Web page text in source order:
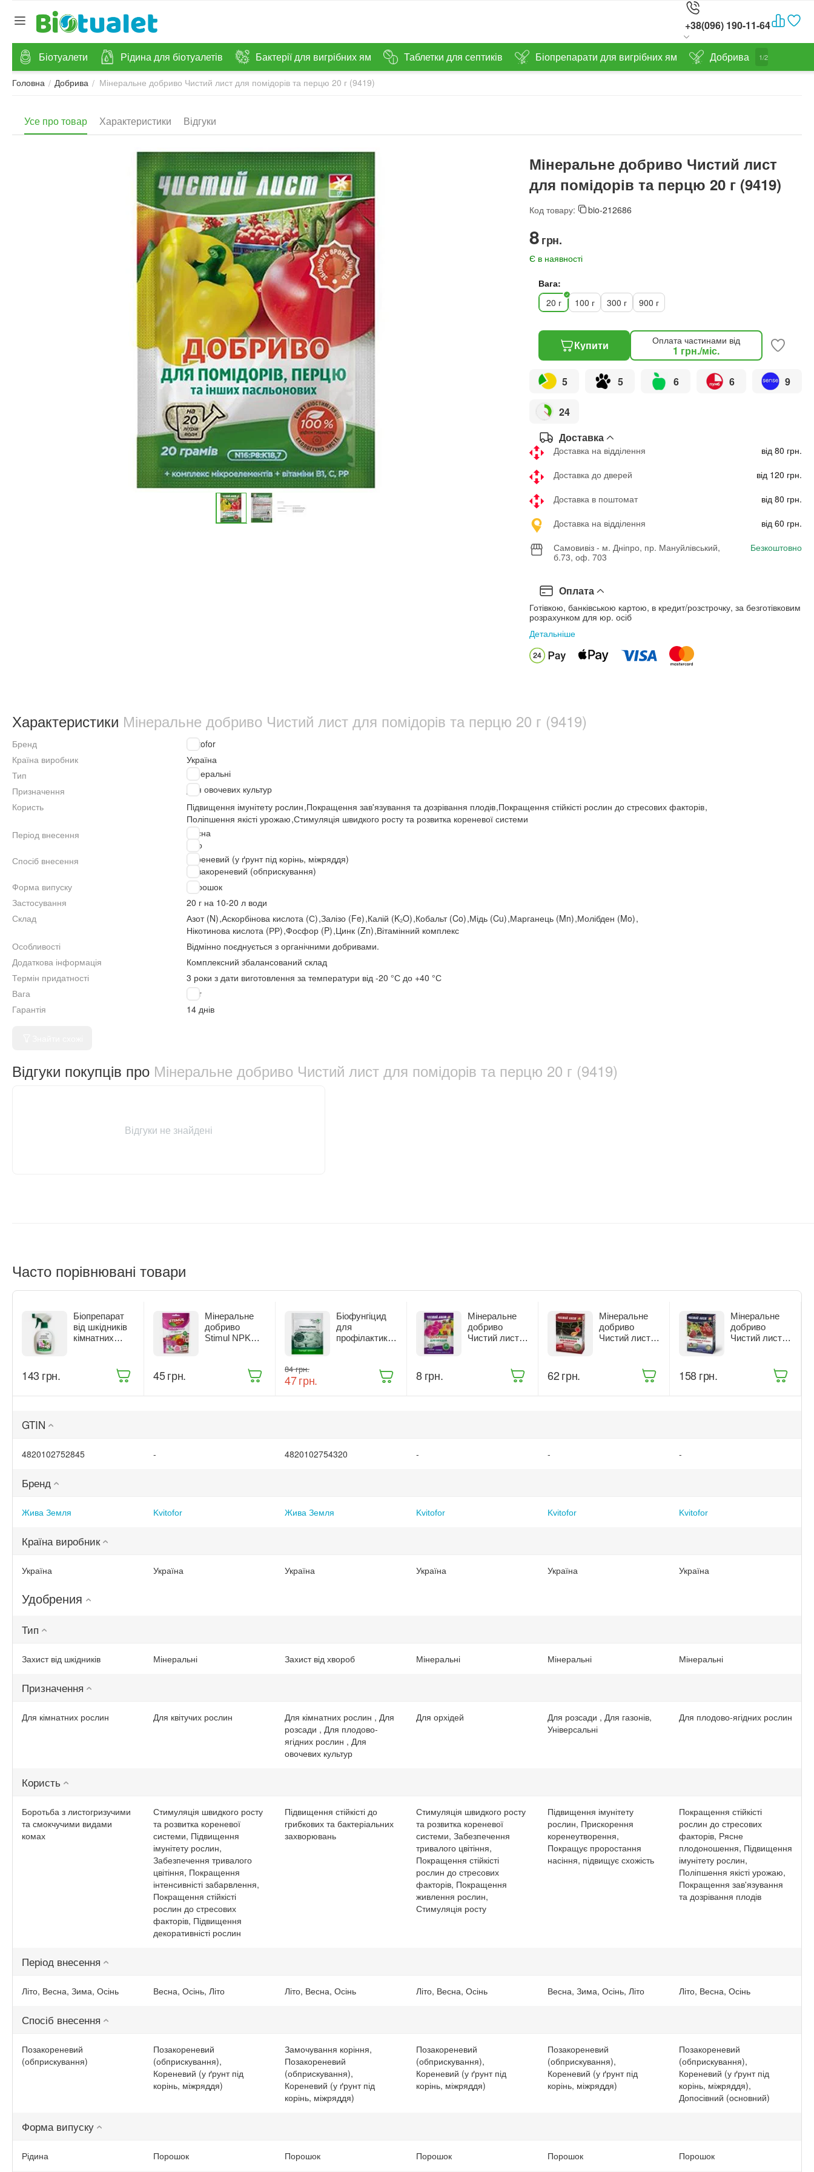
+38(096) 190-11-64
Біотуалети Рідина для біотуалетів Бактерії для вигрібних ям Таблетки для септиків Біопрепарати для вигрібних ям Добрива 1/2
Головна / Добрива / Мінеральне добриво Чистий лист для помідорів та перцю 20 г (9419)
Усе про товар Характеристики Відгуки
Мінеральне добриво Чистий лист
для помідорів та перцю 20 г (9419)
Код товару: bio-212686
‍8‍грн.
Є в наявності
Вага:
20 г
100 г 300 г 900 г
Купити Оплата частинами від
1 грн./міс.
5 5 6 6 9
24
Доставка
Доставка на відділення
від 80 грн.
Доставка до дверей
від 120 грн.
Доставка в поштомат
від 80 грн.
Доставка на відділення
від 60 грн.
Самовивіз - м. Дніпро, пр. Мануйлівський,
б.73, оф. 703
Безкоштовно
Оплата
Готівкою, банківською картою, в кредит/розстрочку, за безготівковим
розрахунком для юр. осіб
Детальніше
Характеристики Мінеральне добриво Чистий лист для помідорів та перцю 20 г (9419)
Бренд
Kvitofor
Країна виробник
Україна
Тип
Мінеральні
Призначення
Для овочевих культур
Користь
Підвищення імунітету рослин,Покращення зав'язування та дозрівання плодів,Покращення стійкісті рослин до стресових факторів,
Поліпшення якісті урожаю,Стимуляція швидкого росту та розвитка кореневої системи
Період внесення
Весна
Літо
Спосіб внесення
Кореневий (у ґрунт під корінь, міжряддя)
Позакореневий (обприскування)
Форма випуску
Порошок
Застосування
20 г на 10-20 л води
Склад
Азот (N),Аскорбінова кислота (С),Залізо (Fe),Калій (K₂O),Кобальт (Co),Мідь (Cu),Марганець (Mn),Молібден (Mo),
Нікотинова кислота (РР),Фосфор (P),Цинк (Zn),Вітамінний комплекс
Особливості
Відмінно поєднується з органічними добривами.
Додаткова інформація
Комплексний збалансований склад
Термін придатності
3 роки з дати виготовлення за температури від -20 °С до +40 °С
Вага
20 г
Гарантія
14 днів
Відгуки покупців про Мінеральне добриво Чистий лист для помідорів та перцю 20 г (9419)
Відгуки не знайдені
Часто порівнювані товари
Біопрепарат
від шкідників
кімнатних
спрей 300 мл
‍143‍ грн.
Мінеральне
добриво
Stimul NPK
‍45‍грн.
Біофунгіцид
для
профілактики
Триходерма
‍84‍ грн.
‍47‍грн.
Мінеральне
добриво
Чистий лист
‍8‍ грн.
Мінеральне
добриво
Чистий лист
‍62‍грн.
Мінеральне
добриво
Чистий лист
кущів 900 г
‍158‍грн.
GTIN
4820102752845 - 4820102754320 - - -
Бренд
Жива Земля Kvitofor Жива Земля Kvitofor Kvitofor Kvitofor
Країна виробник
Україна Україна Україна Україна Україна Україна
Удобрения
Тип
Захист від шкідників Мінеральні Захист від хвороб Мінеральні Мінеральні Мінеральні
Призначення
Для кімнатних рослин Для квітучих рослин
Для кімнатних рослин , Для
розсади , Для плодово-
ягідних рослин , Для
овочевих культур
Для орхідей
Для розсади , Для газонів,
Універсальні
Для плодово-ягідних рослин
Користь
Боротьба з листогризучими
та смокчучими видами
комах
Стимуляція швидкого росту
та розвитка кореневої
системи, Підвищення
імунітету рослин,
Забезпечення тривалого
цвітіння, Покращення
інтенсивністі забарвлення,
Покращення стійкісті
рослин до стресових
факторів, Підвищення
декоративністі рослин
Підвищення стійкісті до
грибкових та бактеріальних
захворювань
Стимуляція швидкого росту
та розвитка кореневої
системи, Забезпечення
тривалого цвітіння,
Покращення стійкісті
рослин до стресових
факторів, Покращення
живлення рослин,
Стимуляція росту
Підвищення імунітету
рослин, Прискорення
коренеутворення,
Покращує проростання
насіння, підвищує схожість
Покращення стійкісті
рослин до стресових
факторів, Рясне
плодоношення, Підвищення
імунітету рослин,
Поліпшення якісті урожаю,
Покращення зав'язування
та дозрівання плодів
Період внесення
Літо, Весна, Зима, Осінь Весна, Осінь, Літо Літо, Весна, Осінь Літо, Весна, Осінь Весна, Зима, Осінь, Літо Літо, Весна, Осінь
Спосіб внесення
Позакореневий
(обприскування)
Позакореневий
(обприскування),
Кореневий (у ґрунт під
корінь, міжряддя)
Замочування коріння,
Позакореневий
(обприскування),
Кореневий (у ґрунт під
корінь, міжряддя)
Позакореневий
(обприскування),
Кореневий (у ґрунт під
корінь, міжряддя)
Позакореневий
(обприскування),
Кореневий (у ґрунт під
корінь, міжряддя)
Позакореневий
(обприскування),
Кореневий (у ґрунт під
корінь, міжряддя),
Допосівний (основний)
Форма випуску
Рідина Порошок Порошок Порошок Порошок Порошок